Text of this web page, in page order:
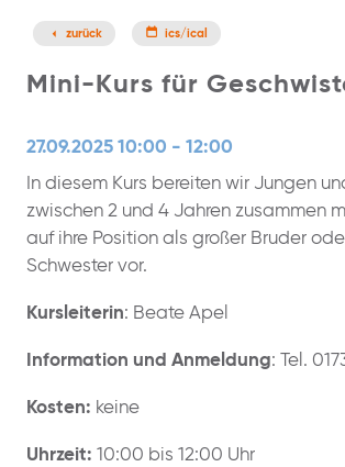
Mini-Kurs für
27.09.2025 10:00 - 12:00
In diesem Kurs bereiten wir Jungen
zwischen 2 und 4 Jahren zusammen
auf ihre Position als großer Bruder
Schwester vor.
Kursleiterin: Beate Apel
Information und Anmeldung: Tel.
Kosten: keine
Uhrzeit: 10:00 bis 12:00 Uhr
zurück ics/ical